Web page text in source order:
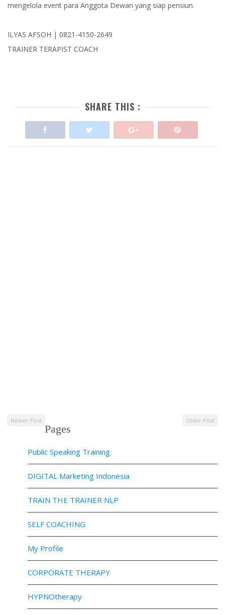
mengelola event para Anggota Dewan yang siap pensiun.
ILYAS AFSOH | 0821-4150-2649
TRAINER TERAPIST COACH
SHARE THIS :
Newer Post Older Post
Pages
Public Speaking Training
DIGITAL Marketing Indonesia
TRAIN THE TRAINER NLP
SELF COACHING
My Profile
CORPORATE THERAPY
HYPNOtherapy